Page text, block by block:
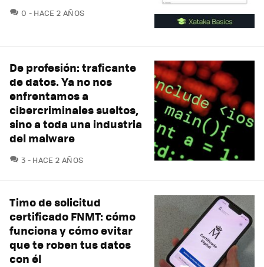
0 COMENTARIOS
HACE 2 AÑOS
De profesión: traficante
de datos. Ya no nos
enfrentamos a
cibercriminales sueltos,
sino a toda una industria
del malware
3 COMENTARIOS
HACE 2 AÑOS
Timo de solicitud
certificado FNMT: cómo
funciona y cómo evitar
que te roben tus datos
con él